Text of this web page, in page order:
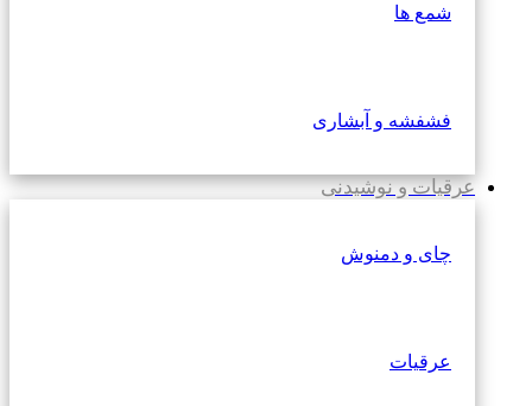
شمع ها
فشفشه و آبشاری
عرقیات و نوشیدنی
چای و دمنوش
عرقیات